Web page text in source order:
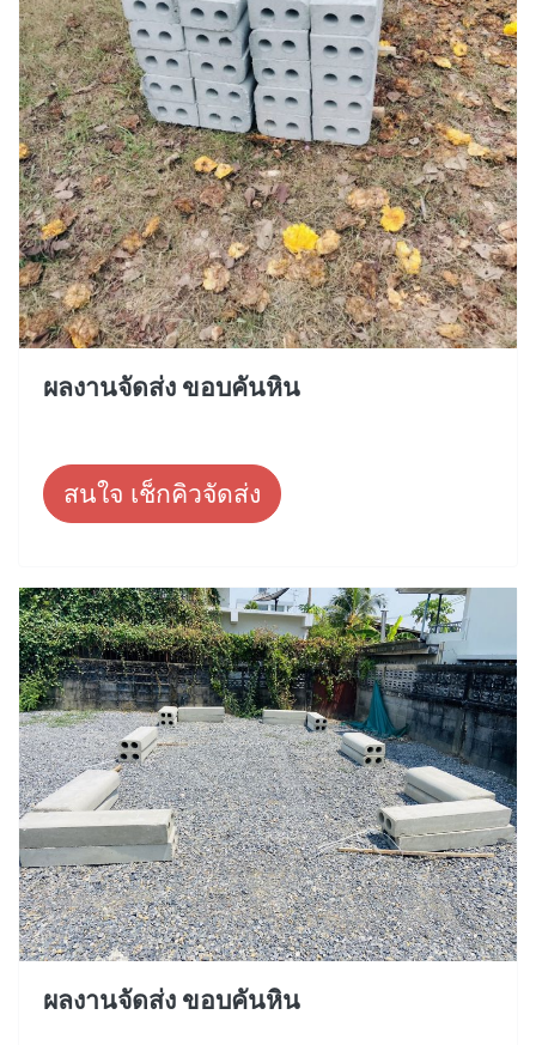
ผลงานจัดส่ง ขอบคันหิน
สนใจ เช็กคิวจัดส่ง
ผลงานจัดส่ง ขอบคันหิน